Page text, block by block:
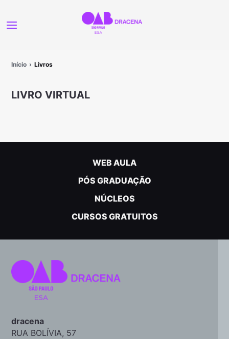
Início Livros
LIVRO VIRTUAL
WEB AULA
PÓS GRADUAÇÃO
NÚCLEOS
CURSOS GRATUITOS
dracena
RUA BOLÍVIA, 57